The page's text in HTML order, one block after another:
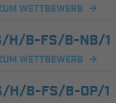
WETTBEWERB
H/B-FS/B-NB/1
WETTBEWERB
H/B-FS/B-OP/1